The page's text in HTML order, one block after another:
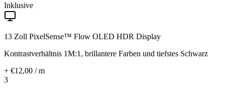
Inklusive
13 Zoll PixelSense™ Flow OLED HDR Display
Kontrastverhältnis 1M:1, brillantere Farben und tiefstes Schwarz
+ €12,00 / m
3